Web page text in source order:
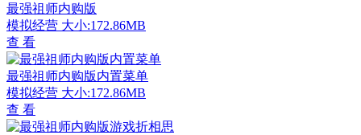
最强祖师内购版
模拟经营 大小:172.86MB
查 看
最强祖师内购版内置菜单
模拟经营 大小:172.86MB
查 看